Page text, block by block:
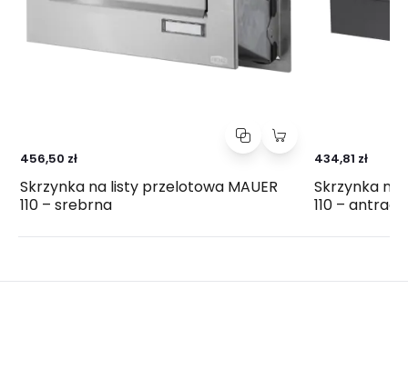
456,50 zł
Skrzynka na listy przelotowa MAUER
110 – srebrna
434,81 zł
Skrzynka na
110 –